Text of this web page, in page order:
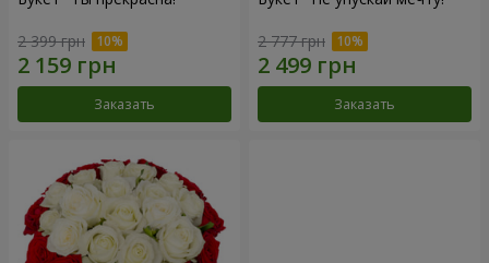
2 399 грн
Заказать
2 777 грн
Заказать